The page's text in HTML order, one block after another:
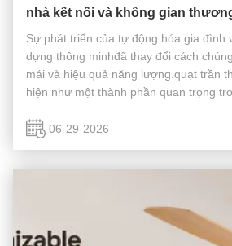
nhà kết nối và không gian
Sự phát triển của tự động hóa gia đình
dựng thông minhđã thay đổi cách
mái và hiệu quả năng lượng.quạt trần
hiện như một thành phần quan trọng
hiệu quả, ánh sáng t...
06-29-2026